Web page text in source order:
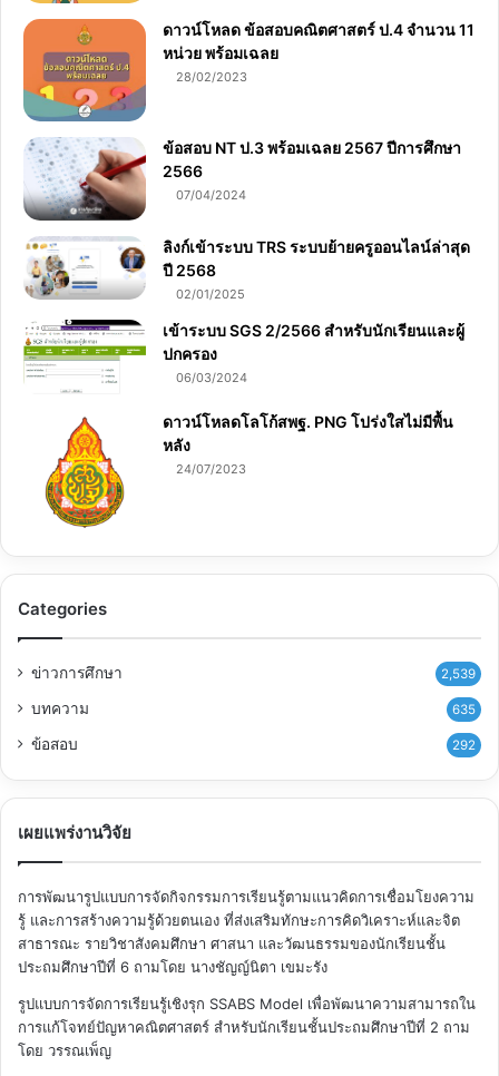
ดาวน์โหลด ข้อสอบคณิตศาสตร์ ป.4 จำนวน 11
หน่วย พร้อมเฉลย
28/02/2023
ข้อสอบ NT ป.3 พร้อมเฉลย 2567 ปีการศึกษา
2566
07/04/2024
ลิงก์เข้าระบบ TRS ระบบย้ายครูออนไลน์ล่าสุด
ปี 2568
02/01/2025
เข้าระบบ SGS 2/2566 สำหรับนักเรียนและผู้
ปกครอง
06/03/2024
ดาวน์โหลดโลโก้สพฐ. PNG โปร่งใสไม่มีพื้น
หลัง
24/07/2023
Categories
ข่าวการศึกษา 2,539
บทความ 635
ข้อสอบ 292
เผยแพร่งานวิจัย
การพัฒนารูปแบบการจัดกิจกรรมการเรียนรู้ตามแนวคิดการเชื่อมโยงความ
รู้ และการสร้างความรู้ด้วยตนเอง ที่ส่งเสริมทักษะการคิดวิเคราะห์และจิต
สาธารณะ รายวิชาสังคมศึกษา ศาสนา และวัฒนธรรมของนักเรียนชั้น
ประถมศึกษาปีที่ 6 ถามโดย นางชัญญ์นิตา เขมะรัง
รูปแบบการจัดการเรียนรู้เชิงรุก SSABS Model เพื่อพัฒนาความสามารถใน
การแก้โจทย์ปัญหาคณิตศาสตร์ สำหรับนักเรียนชั้นประถมศึกษาปีที่ 2 ถาม
โดย วรรณเพ็ญ